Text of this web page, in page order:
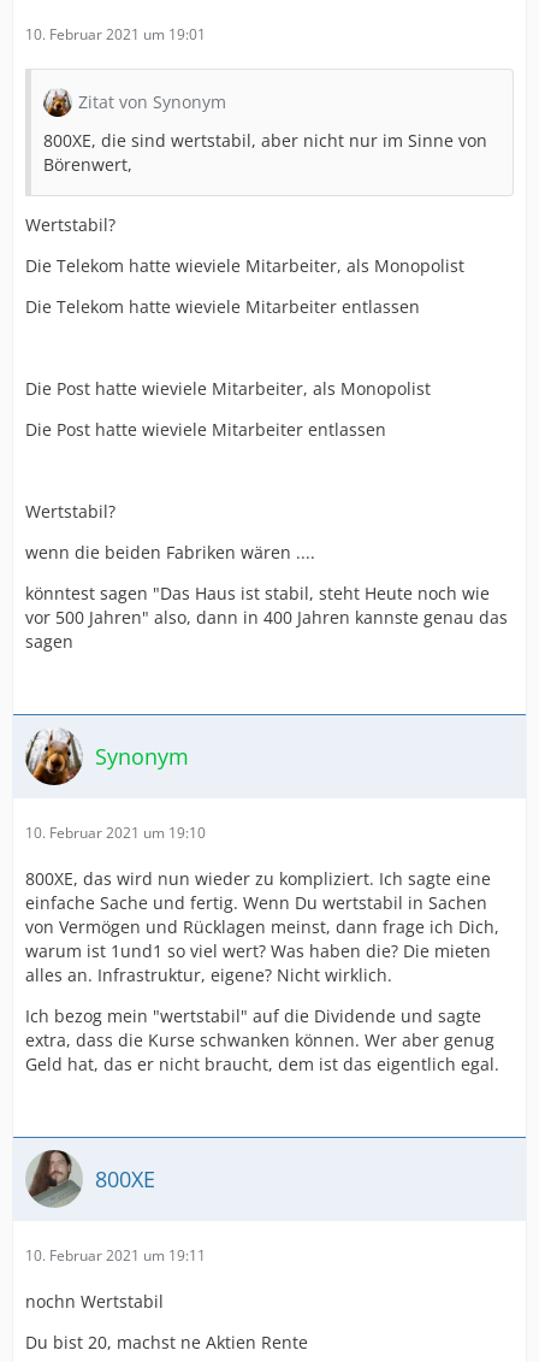
10. Februar 2021 um 19:01
Zitat von Synonym
800XE, die sind wertstabil, aber nicht nur im Sinne von
Börenwert,
Wertstabil?
Die Telekom hatte wieviele Mitarbeiter, als Monopolist
Die Telekom hatte wieviele Mitarbeiter entlassen
Die Post hatte wieviele Mitarbeiter, als Monopolist
Die Post hatte wieviele Mitarbeiter entlassen
Wertstabil?
wenn die beiden Fabriken wären ....
könntest sagen "Das Haus ist stabil, steht Heute noch wie
vor 500 Jahren" also, dann in 400 Jahren kannste genau das
sagen
Synonym
10. Februar 2021 um 19:10
800XE, das wird nun wieder zu kompliziert. Ich sagte eine
einfache Sache und fertig. Wenn Du wertstabil in Sachen
von Vermögen und Rücklagen meinst, dann frage ich Dich,
warum ist 1und1 so viel wert? Was haben die? Die mieten
alles an. Infrastruktur, eigene? Nicht wirklich.
Ich bezog mein "wertstabil" auf die Dividende und sagte
extra, dass die Kurse schwanken können. Wer aber genug
Geld hat, das er nicht braucht, dem ist das eigentlich egal.
800XE
10. Februar 2021 um 19:11
nochn Wertstabil
Du bist 20, machst ne Aktien Rente